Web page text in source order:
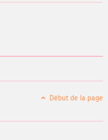
Début de la page